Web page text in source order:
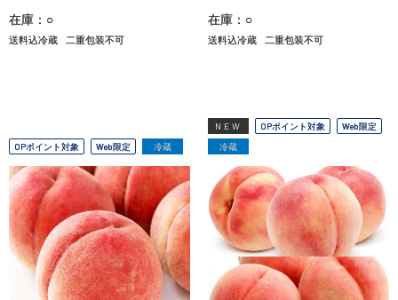
在庫：○
送料込冷蔵 二重包装不可
在庫：○
送料込冷蔵 二重包装不可
OPポイント対象 Web限定 冷蔵
NEW OPポイント対象
Web限定
冷蔵